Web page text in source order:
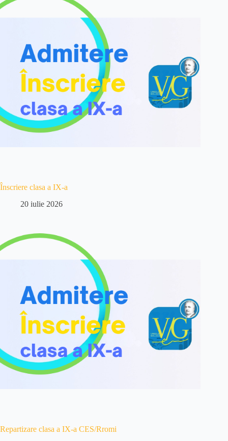
Înscriere clasa a IX-a
20 iulie 2026
Repartizare clasa a IX-a CES/Rromi